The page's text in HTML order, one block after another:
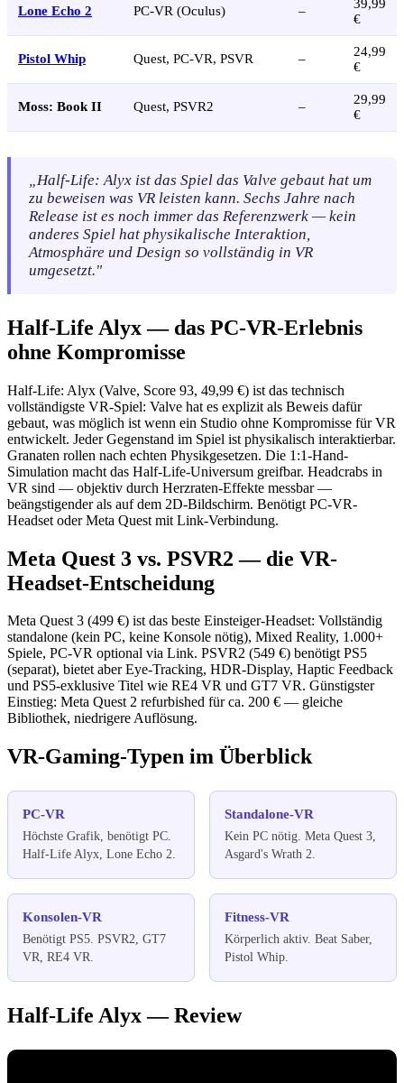
Lone Echo 2 PC-VR (Oculus) –
39,99
€
Pistol Whip Quest, PC-VR, PSVR –
24,99
€
Moss: Book II Quest, PSVR2 –
29,99
€
„Half-Life: Alyx ist das Spiel das Valve gebaut hat um
zu beweisen was VR leisten kann. Sechs Jahre nach
Release ist es noch immer das Referenzwerk — kein
anderes Spiel hat physikalische Interaktion,
Atmosphäre und Design so vollständig in VR
umgesetzt."
Half-Life Alyx — das PC-VR-Erlebnis
ohne Kompromisse
Half-Life: Alyx (Valve, Score 93, 49,99 €) ist das technisch
vollständigste VR-Spiel: Valve hat es explizit als Beweis dafür
gebaut, was möglich ist wenn ein Studio ohne Kompromisse für VR
entwickelt. Jeder Gegenstand im Spiel ist physikalisch interaktierbar.
Granaten rollen nach echten Physikgesetzen. Die 1:1-Hand-
Simulation macht das Half-Life-Universum greifbar. Headcrabs in
VR sind — objektiv durch Herzraten-Effekte messbar —
beängstigender als auf dem 2D-Bildschirm. Benötigt PC-VR-
Headset oder Meta Quest mit Link-Verbindung.
Meta Quest 3 vs. PSVR2 — die VR-
Headset-Entscheidung
Meta Quest 3 (499 €) ist das beste Einsteiger-Headset: Vollständig
standalone (kein PC, keine Konsole nötig), Mixed Reality, 1.000+
Spiele, PC-VR optional via Link. PSVR2 (549 €) benötigt PS5
(separat), bietet aber Eye-Tracking, HDR-Display, Haptic Feedback
und PS5-exklusive Titel wie RE4 VR und GT7 VR. Günstigster
Einstieg: Meta Quest 2 refurbished für ca. 200 € — gleiche
Bibliothek, niedrigere Auflösung.
VR-Gaming-Typen im Überblick
PC-VR
Höchste Grafik, benötigt PC.
Half-Life Alyx, Lone Echo 2.
Standalone-VR
Kein PC nötig. Meta Quest 3,
Asgard's Wrath 2.
Konsolen-VR
Benötigt PS5. PSVR2, GT7
VR, RE4 VR.
Fitness-VR
Körperlich aktiv. Beat Saber,
Pistol Whip.
Half-Life Alyx — Review